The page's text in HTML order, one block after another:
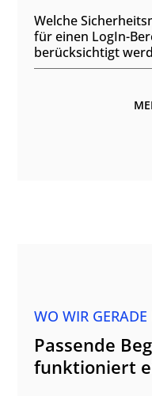
Welche
für einen LogIn-
berücksichtigt
WO WIR
Passende
funktioniert